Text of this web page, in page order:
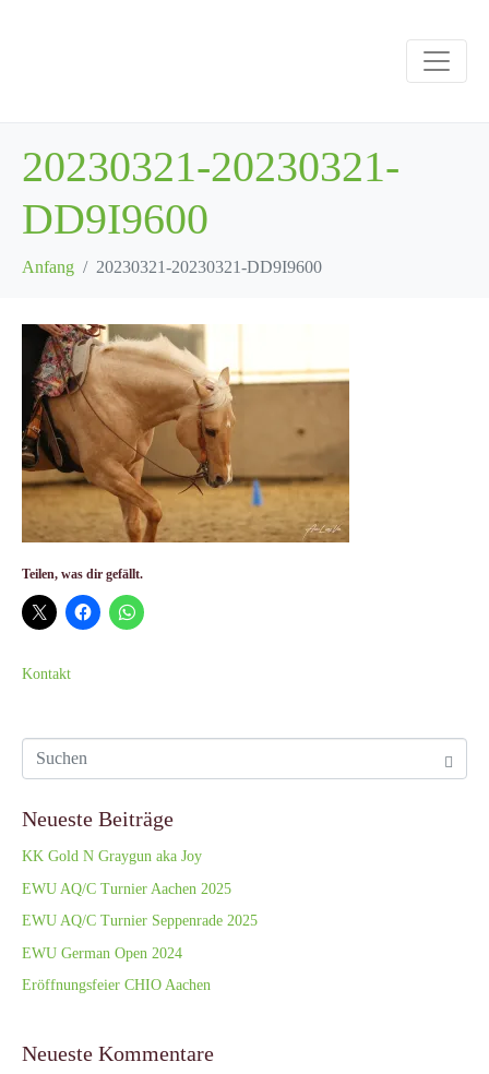
20230321-20230321-
DD9I9600
Anfang 20230321-20230321-DD9I9600
Teilen, was dir gefällt.
Kontakt
Neueste Beiträge
KK Gold N Graygun aka Joy
EWU AQ/C Turnier Aachen 2025
EWU AQ/C Turnier Seppenrade 2025
EWU German Open 2024
Eröffnungsfeier CHIO Aachen
Neueste Kommentare